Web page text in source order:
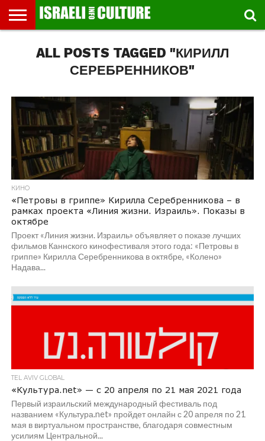
МУЗЕИ
СТРАНА
ФЕСТИВАЛЕЙ
ТЕАТР
КНИГИ.
ТЕКСТЫ
МУЗЫКА
РЕЛИГИЯ/
ИСТОРИЯ
ДВИЖЕНИЕ
ДЕТИ
ВЫХОДНОГО
МАРШРУТЫ
ПРОГУЛЬЩИКА
ВИДЕО-
РЕЧИ
ВПЕЧАТЛЕНИЯ
ВСТРЕЧИ
ИНТЕРВЬЮ
КИНО
AVIVALL POSTS TAGGED "КИРИЛЛ
СЕРЕБРЕННИКОВ"
КИНО
«Петровы в гриппе» Кирилла Серебренникова – в
рамках проекта «Линия жизни. Израиль». Показы в
октябре
Проект «Линия жизни. Израиль» объявляет о показе лучших
фильмов Каннского кинофестиваля этого года: «Петровы в
гриппе» Кирилла Серебренникова в октябре, «Колено»
Надава...
TEL AVIV GLOBAL
«Культура.net» — c 20 апреля по 21 мая 2021 года
Первый израильский международный фестиваль под
названием «Культура.net» пройдет онлайн с 20 апреля по 21
мая в виртуальном пространстве, благодаря совместным
усилиям Центральной...